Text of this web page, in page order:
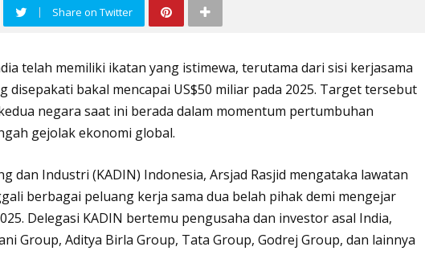
Share on Twitter
telah memiliki ikatan yang istimewa, terutama dari sisi kerjasama
disepakati bakal mencapai US$50 miliar pada 2025. Target tersebut
negara saat ini berada dalam momentum pertumbuhan
gejolak ekonomi global.
dan Industri (KADIN) Indonesia, Arsjad Rasjid mengataka lawatan
berbagai peluang kerja sama dua belah pihak demi mengejar
Delegasi KADIN bertemu pengusaha dan investor asal India,
Group, Aditya Birla Group, Tata Group, Godrej Group, dan lainnya